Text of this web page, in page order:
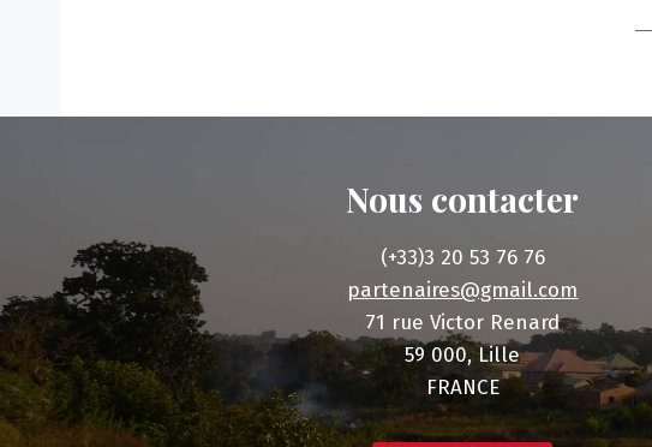
Nous contacter
(+33)3 20 53 76 76
partenaires@gmail.com
71 rue Victor Renard
59 000, Lille
FRANCE